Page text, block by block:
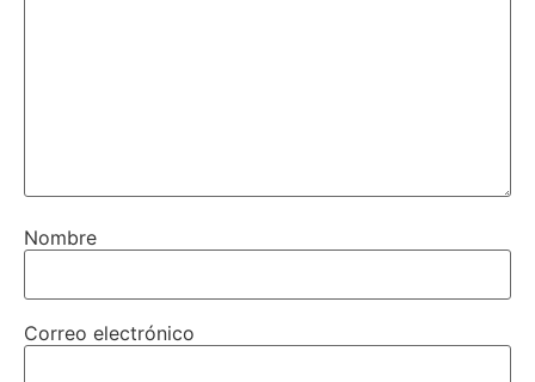
Nombre
Correo electrónico